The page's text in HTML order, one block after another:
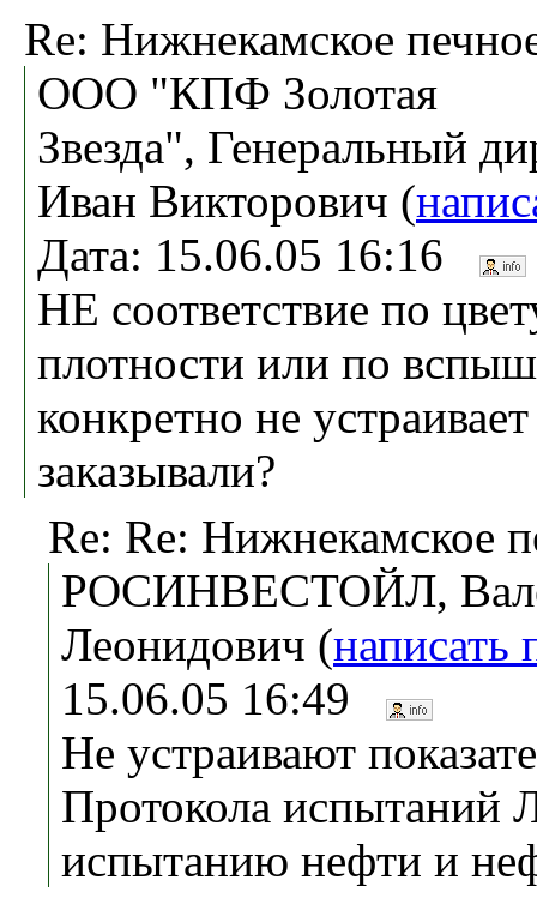
Re: Нижнекамское
ООО "КПФ Золотая
Звезда", Генеральный
Иван Викторович (
Дата: 15.06.05 16:16
НЕ соответствие по
плотности или по
конкретно не
заказывали?
Re: Re: Нижнекамское
РОСИНВЕСТОЙЛ,
Леонидович (написать
15.06.05 16:49
Не устраивают
Протокола испытаний
испытанию нефти и